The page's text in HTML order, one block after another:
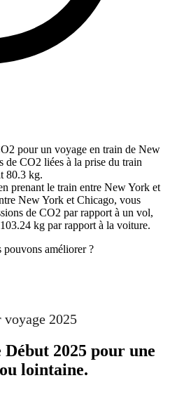
pour un voyage en train de New
de CO2 liées à la prise du train
80.3 kg.
prenant le train entre New York et
New York et Chicago, vous
de CO2 par rapport à un vol,
kg par rapport à la voiture.
pouvons améliorer ?
2025
2025 pour une
lointaine.